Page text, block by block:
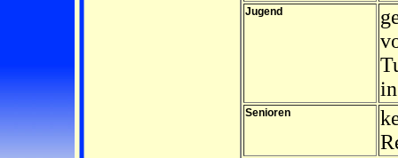
Jugend
Senioren